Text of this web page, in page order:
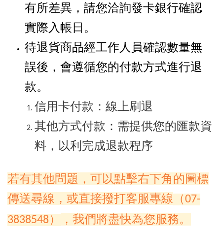
有所差異，請您洽詢發卡銀行確認
實際入帳日。
待退貨商品經工作人員確認數量無
誤後，會遵循您的付款方式進行退
款。
信用卡付款：線上刷退
其他方式付款：需提供您的匯款資
料，以利完成退款程序
若有其他問題，可以點擊右下角的圖標
傳送尋線，或直接撥打客服專線 （07-
3838548）
，我們將盡快為您服務。